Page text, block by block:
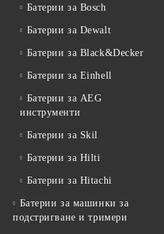
Батерии за Bosch
Батерии за Dewalt
Батерии за Black&Decker
Батерии за Einhell
Батерии за AEG
инструменти
Батерии за Skil
Батерии за Hilti
Батерии за Hitachi
Батерии за машинки за
подстригване и тримери